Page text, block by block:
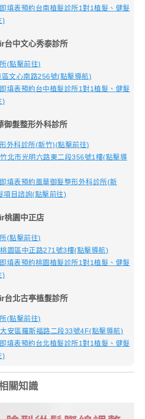
填表預約台南植髮診所1對1植髮、健髮
)
台中文心秀泰診所
(點擊前往)
區文心南路256號(點擊導航)
填表預約台中植髮診所1對1植髮、健髮
)
御髮整形外科診所
外科診所(新竹)(點擊前往)
北市光明六路東二段356號1樓(點擊導
填表預約風華御髮整形外科診所(新
項目諮詢(點擊前往)
桃園中正店
(點擊前往)
園區中正路271號3樓(點擊導航)
填表預約桃園植髮診所1對1植髮、健髮
)
台北古亭植髮診所
(點擊前往)
安區羅斯福路二段33號4F(點擊導航)
填表預約台北植髮診所1對1植髮、健髮
)
關知識